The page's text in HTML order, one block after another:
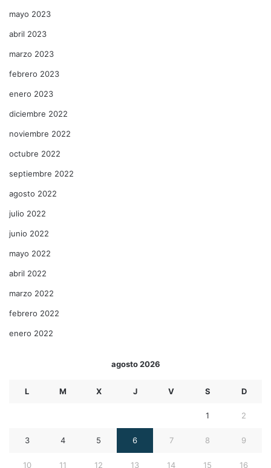
mayo 2023
abril 2023
marzo 2023
febrero 2023
enero 2023
diciembre 2022
noviembre 2022
octubre 2022
septiembre 2022
agosto 2022
julio 2022
junio 2022
mayo 2022
abril 2022
marzo 2022
febrero 2022
enero 2022
agosto 2026
L M X J V S D
1 2
3 4 5 6 7 8 9
10 11 12 13 14 15 16